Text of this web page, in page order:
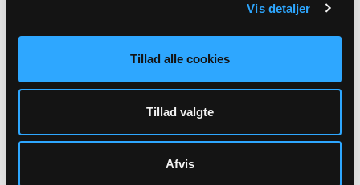
Vis detaljer
Tillad alle cookies
Tillad valgte
Afvis
12. s. e. trin.
Vejlø Kirke kl. 09:00 - 09:30